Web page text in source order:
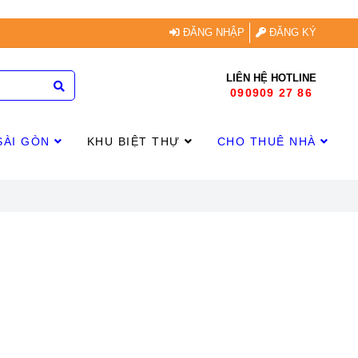
ĐĂNG NHẬP ĐĂNG KÝ
LIÊN HỆ HOTLINE
090909 27 86
GÒN KHU BIỆT THỰ CHO THUÊ NHÀ